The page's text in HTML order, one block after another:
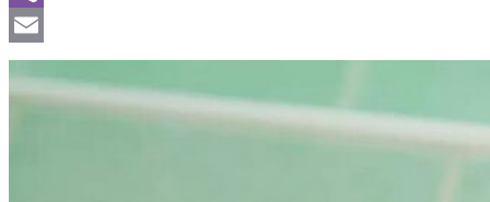
Viber
Email